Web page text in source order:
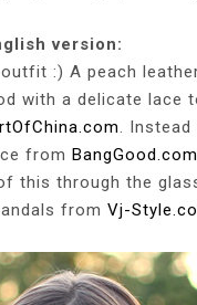
version:
:) A peach
with a delicate lace
. Instead
from BangGood.com
this through the
from Vj-